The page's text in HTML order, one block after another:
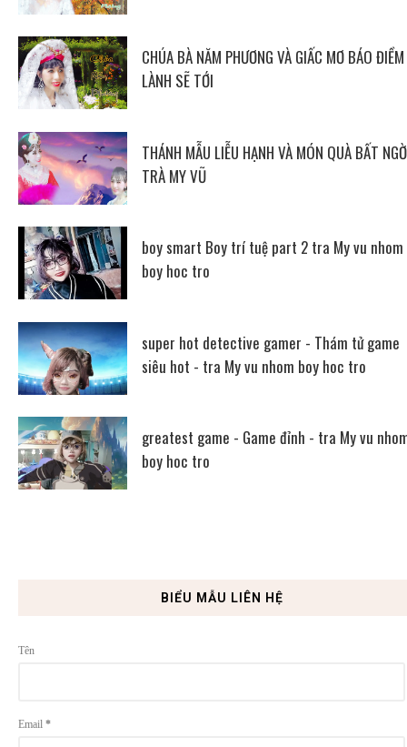
CHÚA BÀ NĂM PHƯƠNG VÀ GIẤC MƠ BÁO ĐIỀM
LÀNH SẼ TỚI
THÁNH MẪU LIỄU HẠNH VÀ MÓN QUÀ BẤT
TRÀ MY VŨ
boy smart Boy trí tuệ part 2 tra My vu nhom
boy hoc tro
super hot detective gamer - Thám tử game
siêu hot - tra My vu nhom boy hoc tro
greatest game - Game đỉnh - tra My vu
boy hoc tro
BIỂU MẪU LIÊN HỆ
Tên
Email *